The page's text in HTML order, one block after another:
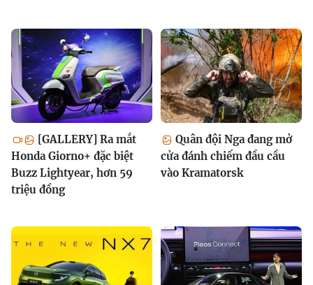
[GALLERY] Ra mắt
Honda Giorno+ đặc biệt
Buzz Lightyear, hơn 59
triệu đồng
Quân đội Nga đang mở
cửa đánh chiếm đầu cầu
vào Kramatorsk